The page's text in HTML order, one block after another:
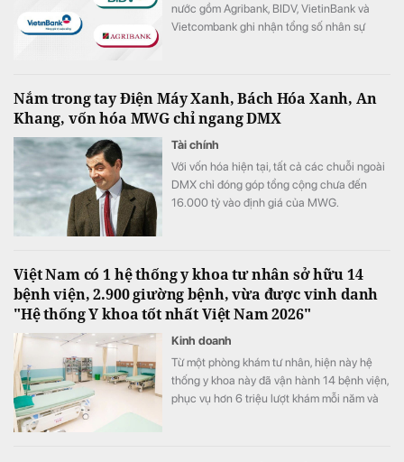
nước gồm Agribank, BIDV, VietinBank và
Vietcombank ghi nhận tổng số nhân sự
Nắm trong tay Điện Máy Xanh, Bách Hóa Xanh, An
Khang, vốn hóa MWG chỉ ngang DMX
Tài chính
Với vốn hóa hiện tại, tất cả các chuỗi ngoài
DMX chỉ đóng góp tổng cộng chưa đến
16.000 tỷ vào định giá của MWG.
Việt Nam có 1 hệ thống y khoa tư nhân sở hữu 14
bệnh viện, 2.900 giường bệnh, vừa được vinh danh
"Hệ thống Y khoa tốt nhất Việt Nam 2026"
Kinh doanh
Từ một phòng khám tư nhân, hiện này hệ
thống y khoa này đã vận hành 14 bệnh viện,
phục vụ hơn 6 triệu lượt khám mỗi năm và